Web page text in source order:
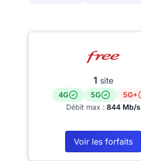
1 site
4G 5G
5G+
Débit max : 844 Mb/s
Voir les forfaits